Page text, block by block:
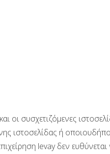
οι συσχετιζόμενες
ιστοσελίδας ή
levay δεν ευθύνεται